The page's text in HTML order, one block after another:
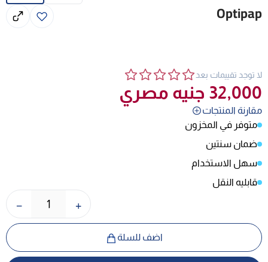
Optipap
لا توجد تقييمات بعد
32,000 جنيه مصري
مقارنة المنتجات
متوفر في المخزون
ضمان سنتين
سهل الاستخدام
قابليه النقل
− 1 +
اضف للسلة